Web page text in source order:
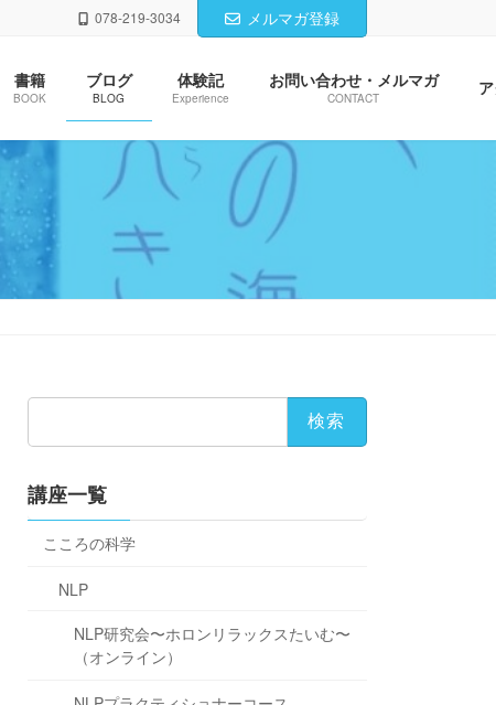
078-219-3034 メルマガ登録
書籍
BOOK
ブログ
BLOG
体験記
Experience
お問い合わせ・メルマガ
CONTACT
検
講座一覧
こころの科学
NLP
NLP研究会〜ホロンリラックスたいむ〜
（オンライン）